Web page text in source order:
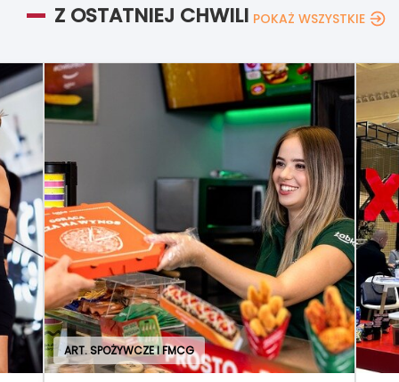
Z OSTATNIEJ CHWILI POKAŻ WSZYSTKIE
ART. SPOŻYWCZE I FMCG